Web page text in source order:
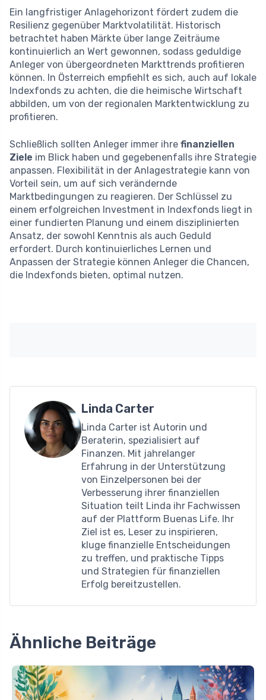
Ein langfristiger Anlagehorizont fördert zudem die
Resilienz gegenüber Marktvolatilität. Historisch
betrachtet haben Märkte über lange Zeiträume
kontinuierlich an Wert gewonnen, sodass geduldige
Anleger von übergeordneten Markttrends profitieren
können. In Österreich empfiehlt es sich, auch auf lokale
Indexfonds zu achten, die die heimische Wirtschaft
abbilden, um von der regionalen Marktentwicklung zu
profitieren.
Schließlich sollten Anleger immer ihre finanziellen
Ziele im Blick haben und gegebenenfalls ihre Strategie
anpassen. Flexibilität in der Anlagestrategie kann von
Vorteil sein, um auf sich verändernde
Marktbedingungen zu reagieren. Der Schlüssel zu
einem erfolgreichen Investment in Indexfonds liegt in
einer fundierten Planung und einem disziplinierten
Ansatz, der sowohl Kenntnis als auch Geduld
erfordert. Durch kontinuierliches Lernen und
Anpassen der Strategie können Anleger die Chancen,
die Indexfonds bieten, optimal nutzen.
Linda Carter
Linda Carter ist Autorin und
Beraterin, spezialisiert auf
Finanzen. Mit jahrelanger
Erfahrung in der Unterstützung
von Einzelpersonen bei der
Verbesserung ihrer finanziellen
Situation teilt Linda ihr Fachwissen
auf der Plattform Buenas Life. Ihr
Ziel ist es, Leser zu inspirieren,
kluge finanzielle Entscheidungen
zu treffen, und praktische Tipps
und Strategien für finanziellen
Erfolg bereitzustellen.
Ähnliche Beiträge